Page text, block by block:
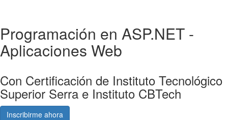
Programación en ASP.NET -
Aplicaciones Web
Con Certificación de Instituto Tecnológico
Superior Serra e Instituto CBTech
Inscribirme ahora